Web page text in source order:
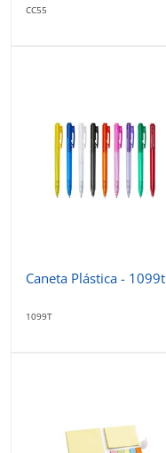
CC55
Caneta Plástica - 1099t
1099T